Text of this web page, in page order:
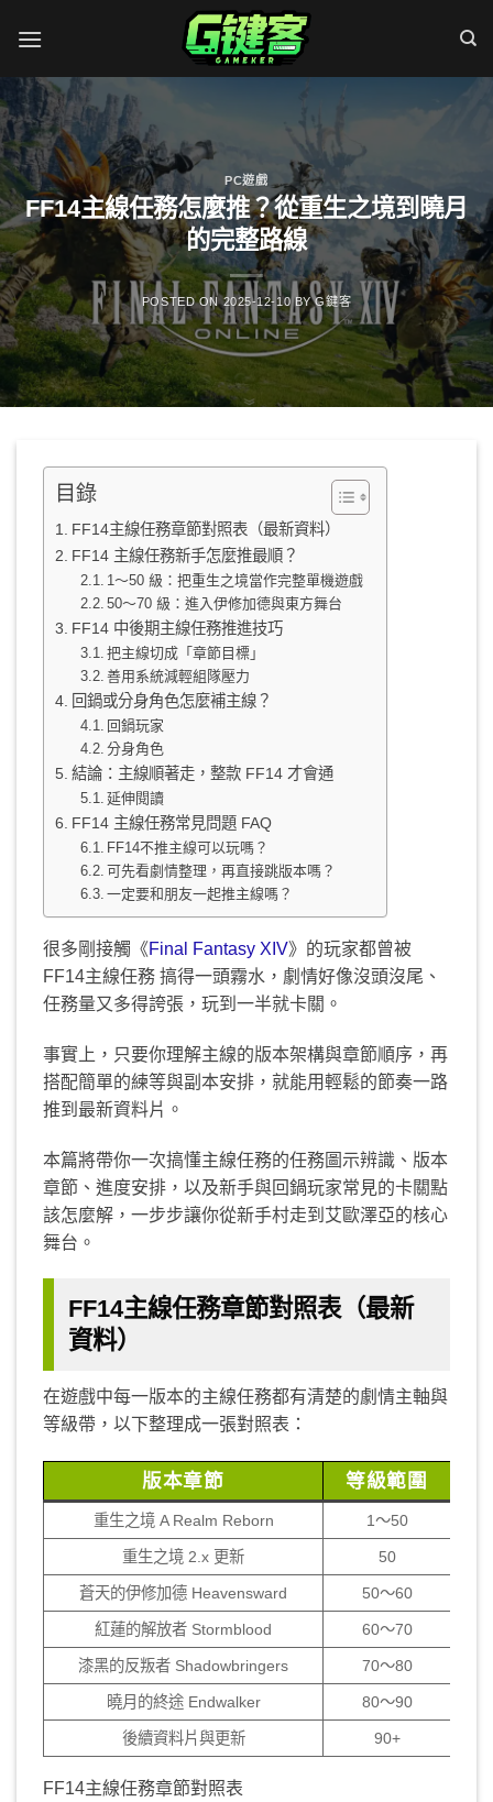
PC遊戲
FF14主線任務怎麼推？從重生之境到曉月
的完整路線
POSTED ON2025-12-10 BYG鍵客
目錄
FF14主線任務章節對照表（最新資料）
FF14 主線任務新手怎麼推最順？
1～50 級：把重生之境當作完整單機遊戲
50～70 級：進入伊修加德與東方舞台
FF14 中後期主線任務推進技巧
把主線切成「章節目標」
善用系統減輕組隊壓力
回鍋或分身角色怎麼補主線？
回鍋玩家
分身角色
結論：主線順著走，整款 FF14 才會通
延伸閱讀
FF14 主線任務常見問題 FAQ
FF14不推主線可以玩嗎？
可先看劇情整理，再直接跳版本嗎？
一定要和朋友一起推主線嗎？
很多剛接觸《Final Fantasy XIV》的玩家都曾被
FF14主線任務 搞得一頭霧水，劇情好像沒頭沒尾、
任務量又多得誇張，玩到一半就卡關。
事實上，只要你理解主線的版本架構與章節順序，再
搭配簡單的練等與副本安排，就能用輕鬆的節奏一路
推到最新資料片。
本篇將帶你一次搞懂主線任務的任務圖示辨識、版本
章節、進度安排，以及新手與回鍋玩家常見的卡關點
該怎麼解，一步步讓你從新手村走到艾歐澤亞的核心
舞台。
FF14主線任務章節對照表（最新
資料）
在遊戲中每一版本的主線任務都有清楚的劇情主軸與
等級帶，以下整理成一張對照表：
版本章節 等級範圍
重生之境 A Realm Reborn 1～50
重生之境 2.x 更新 50
蒼天的伊修加德 Heavensward 50～60
紅蓮的解放者 Stormblood 60～70
漆黑的反叛者 Shadowbringers 70～80
曉月的終途 Endwalker 80～90
後續資料片與更新 90+
FF14主線任務章節對照表